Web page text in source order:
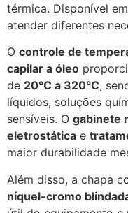
térmica. Disponível em
atender diferentes
O controle de
capilar a óleo
de 20°C a 320°C,
líquidos, soluções
sensíveis. O gabinete
eletrostática e
maior durabilidade
Além disso, a chapa
níquel-cromo